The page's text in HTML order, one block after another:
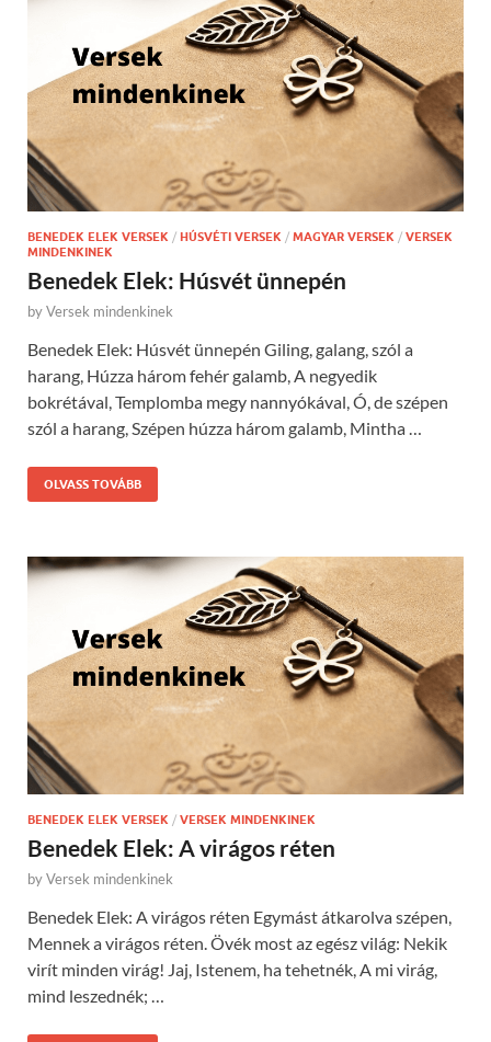
BENEDEK ELEK VERSEK / HÚSVÉTI VERSEK / MAGYAR VERSEK / VERSEK
MINDENKINEK
Benedek Elek: Húsvét ünnepén
byVersek mindenkinek
Benedek Elek: Húsvét ünnepén Giling, galang, szól a
harang, Húzza három fehér galamb, A negyedik
bokrétával, Templomba megy nannyókával, Ó, de szépen
szól a harang, Szépen húzza három galamb, Mintha …
OLVASS TOVÁBB
BENEDEK ELEK VERSEK / VERSEK MINDENKINEK
Benedek Elek: A virágos réten
byVersek mindenkinek
Benedek Elek: A virágos réten Egymást átkarolva szépen,
Mennek a virágos réten. Övék most az egész világ: Nekik
virít minden virág! Jaj, Istenem, ha tehetnék, A mi virág,
mind leszednék; …